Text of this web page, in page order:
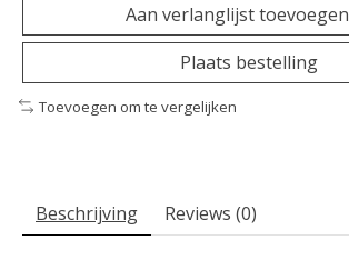
Aan verlanglijst toevoegen
Plaats bestelling
Toevoegen om te vergelijken
Beschrijving Reviews (0)